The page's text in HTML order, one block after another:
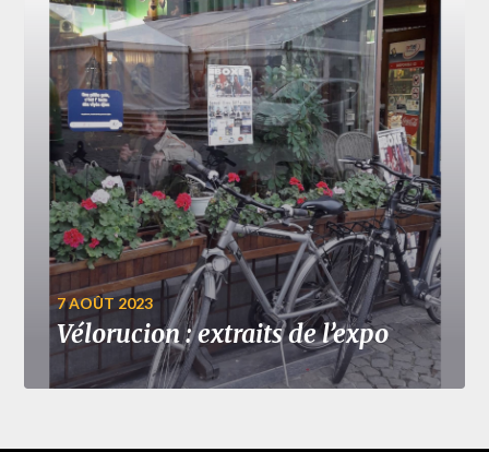
7 AOÛT 2023
Vélorucion : extraits de l’expo